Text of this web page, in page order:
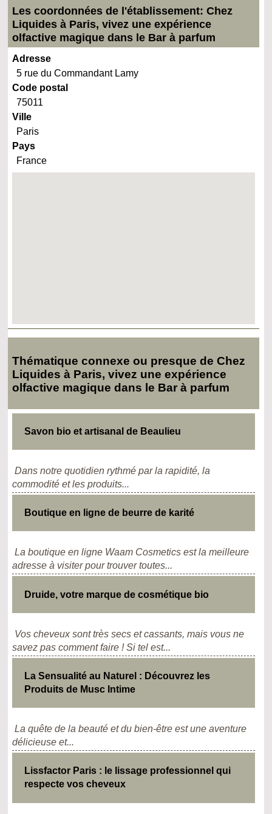
Les coordonnées de l'établissement: Chez
Liquides à Paris, vivez une expérience
olfactive magique dans le Bar à parfum
Adresse
5 rue du Commandant Lamy
Code postal
75011
Ville
Paris
Pays
France
Thématique connexe ou presque de Chez
Liquides à Paris, vivez une expérience
olfactive magique dans le Bar à parfum
Savon bio et artisanal de Beaulieu
Dans notre quotidien rythmé par la rapidité, la
commodité et les produits...
Boutique en ligne de beurre de karité
La boutique en ligne Waam Cosmetics est la meilleure
adresse à visiter pour trouver toutes...
Druide, votre marque de cosmétique bio
Vos cheveux sont très secs et cassants, mais vous ne
savez pas comment faire ! Si tel est...
La Sensualité au Naturel : Découvrez les
Produits de Musc Intime
La quête de la beauté et du bien-être est une aventure
délicieuse et...
Lissfactor Paris : le lissage professionnel qui
respecte vos cheveux